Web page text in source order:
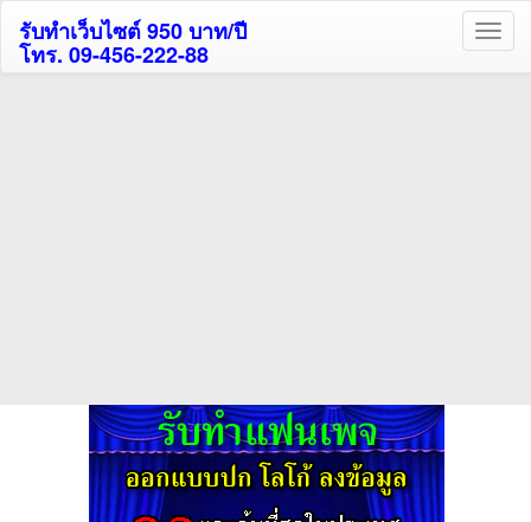
รับทำเว็บไซต์ 950 บาท/ปี
โทร. 09-456-222-88